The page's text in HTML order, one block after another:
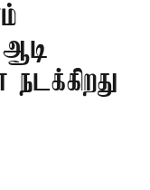
நடக்கிறது